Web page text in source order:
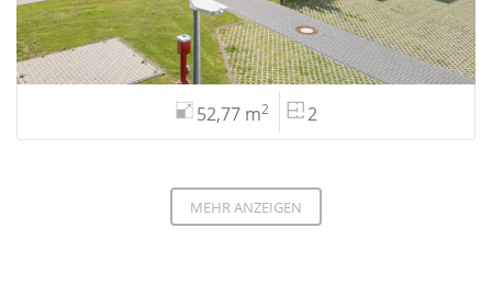
52,77 m2 2
MEHR ANZEIGEN